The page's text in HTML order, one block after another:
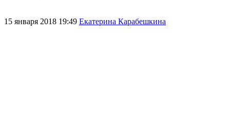
15 января 2018 19:49 Екатерина Карабешкина